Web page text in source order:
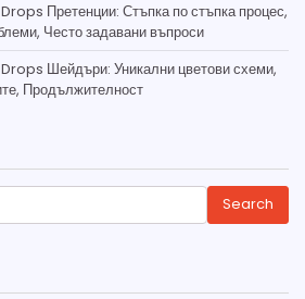
Претенции: Стъпка по стъпка процес,
Често задавани въпроси
Шейдъри: Уникални цветови схеми,
Продължителност